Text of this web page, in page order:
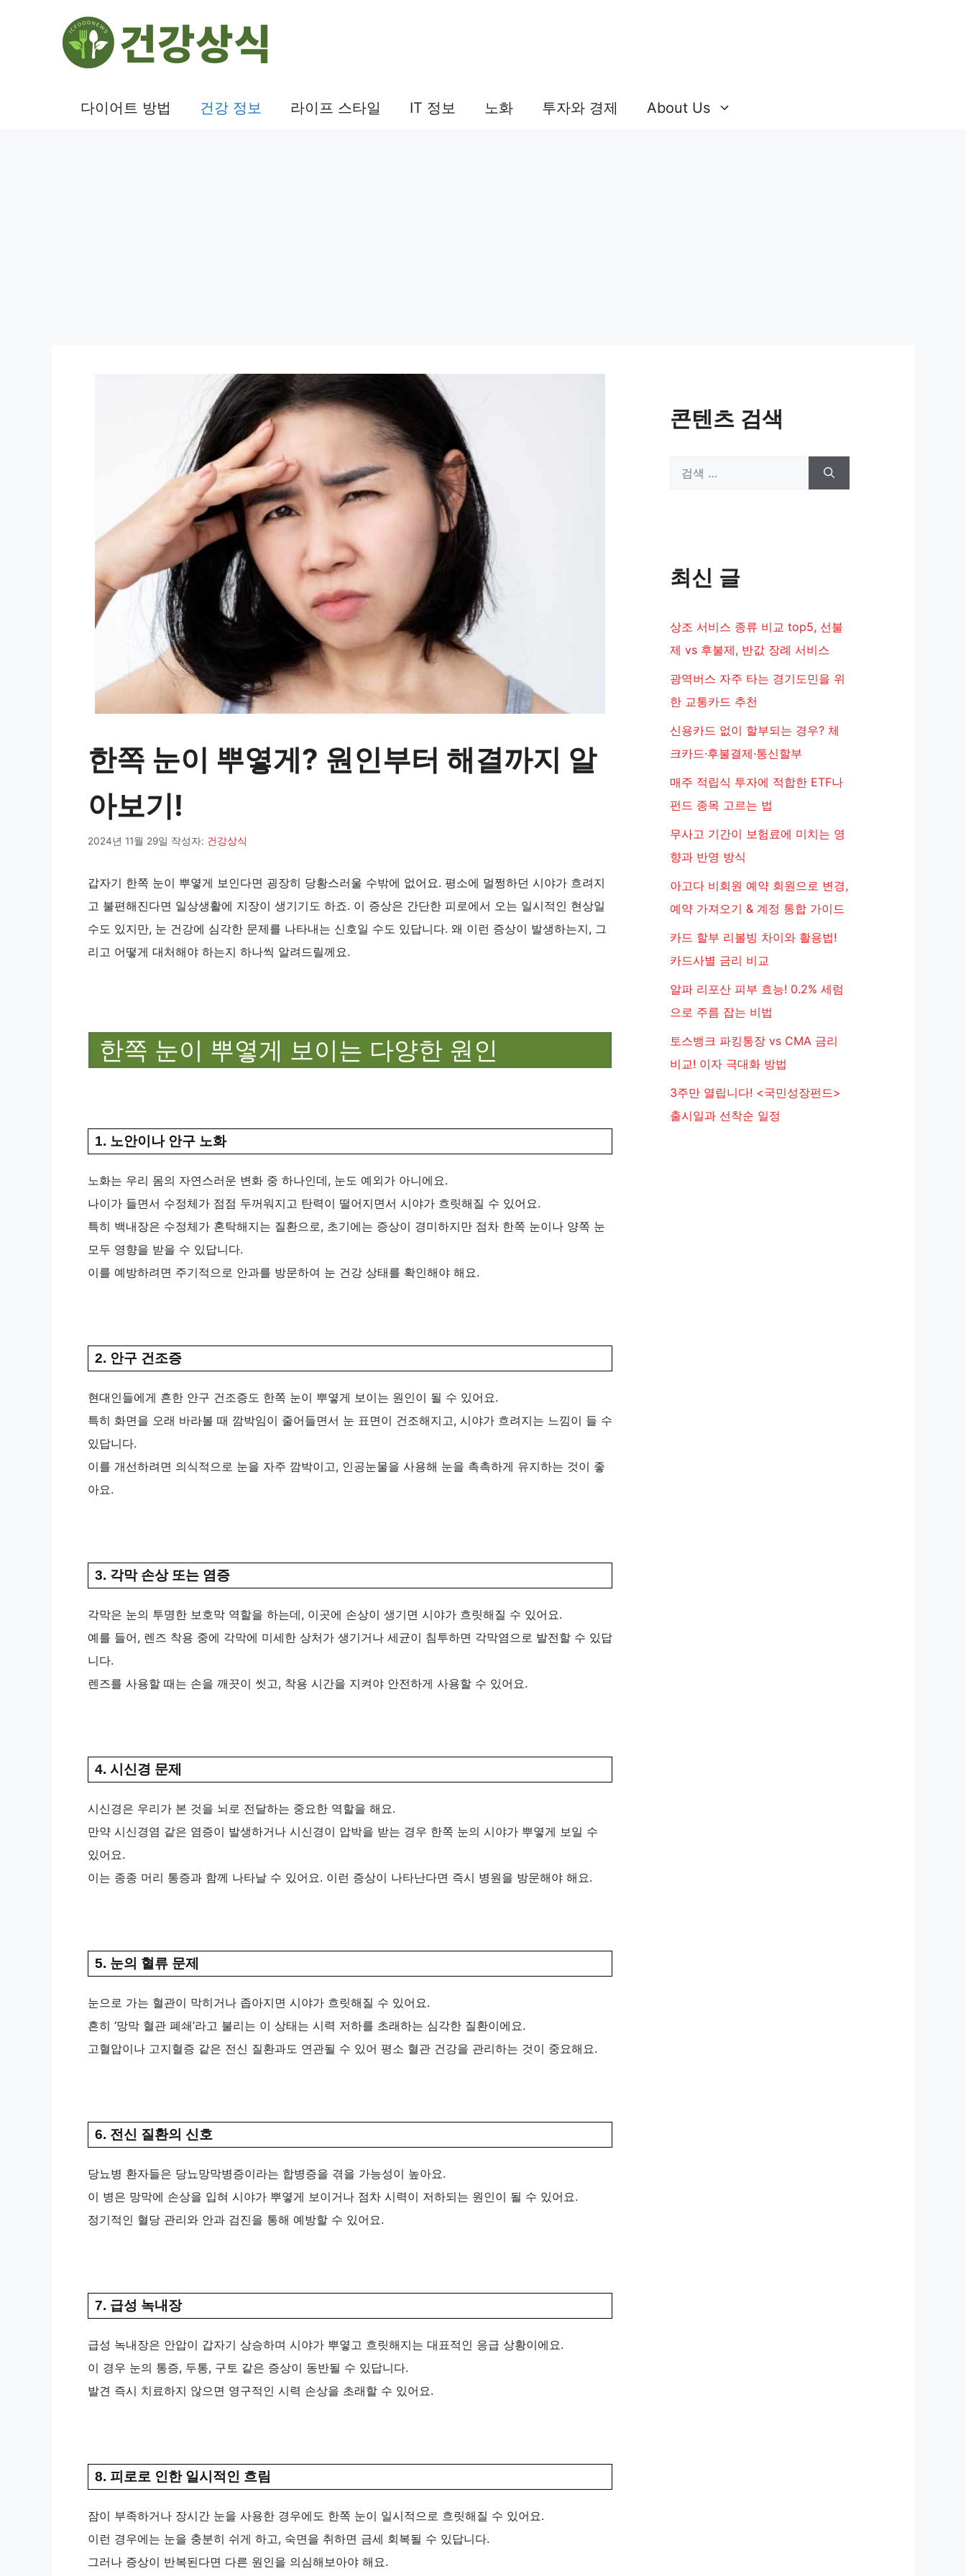
다이어트 방법 건강 정보 라이프 스타일 IT 정보 노화 투자와 경제 About Us
한쪽 눈이 뿌옇게? 원인부터 해결까지 알
아보기!
2024년 11월 29일 작성자: 건강상식
갑자기 한쪽 눈이 뿌옇게 보인다면 굉장히 당황스러울 수밖에 없어요. 평소에 멀쩡하던 시야가 흐려지
고 불편해진다면 일상생활에 지장이 생기기도 하죠. 이 증상은 간단한 피로에서 오는 일시적인 현상일
수도 있지만, 눈 건강에 심각한 문제를 나타내는 신호일 수도 있답니다. 왜 이런 증상이 발생하는지, 그
리고 어떻게 대처해야 하는지 하나씩 알려드릴께요.
한쪽 눈이 뿌옇게 보이는 다양한 원인
1. 노안이나 안구 노화
노화는 우리 몸의 자연스러운 변화 중 하나인데, 눈도 예외가 아니에요.
나이가 들면서 수정체가 점점 두꺼워지고 탄력이 떨어지면서 시야가 흐릿해질 수 있어요.
특히 백내장은 수정체가 혼탁해지는 질환으로, 초기에는 증상이 경미하지만 점차 한쪽 눈이나 양쪽 눈
모두 영향을 받을 수 있답니다.
이를 예방하려면 주기적으로 안과를 방문하여 눈 건강 상태를 확인해야 해요.
2. 안구 건조증
현대인들에게 흔한 안구 건조증도 한쪽 눈이 뿌옇게 보이는 원인이 될 수 있어요.
특히 화면을 오래 바라볼 때 깜박임이 줄어들면서 눈 표면이 건조해지고, 시야가 흐려지는 느낌이 들 수
있답니다.
이를 개선하려면 의식적으로 눈을 자주 깜박이고, 인공눈물을 사용해 눈을 촉촉하게 유지하는 것이 좋
아요.
3. 각막 손상 또는 염증
각막은 눈의 투명한 보호막 역할을 하는데, 이곳에 손상이 생기면 시야가 흐릿해질 수 있어요.
예를 들어, 렌즈 착용 중에 각막에 미세한 상처가 생기거나 세균이 침투하면 각막염으로 발전할 수 있답
니다.
렌즈를 사용할 때는 손을 깨끗이 씻고, 착용 시간을 지켜야 안전하게 사용할 수 있어요.
4. 시신경 문제
시신경은 우리가 본 것을 뇌로 전달하는 중요한 역할을 해요.
만약 시신경염 같은 염증이 발생하거나 시신경이 압박을 받는 경우 한쪽 눈의 시야가 뿌옇게 보일 수
있어요.
이는 종종 머리 통증과 함께 나타날 수 있어요. 이런 증상이 나타난다면 즉시 병원을 방문해야 해요.
5. 눈의 혈류 문제
눈으로 가는 혈관이 막히거나 좁아지면 시야가 흐릿해질 수 있어요.
흔히 ‘망막 혈관 폐쇄’라고 불리는 이 상태는 시력 저하를 초래하는 심각한 질환이에요.
고혈압이나 고지혈증 같은 전신 질환과도 연관될 수 있어 평소 혈관 건강을 관리하는 것이 중요해요.
6. 전신 질환의 신호
당뇨병 환자들은 당뇨망막병증이라는 합병증을 겪을 가능성이 높아요.
이 병은 망막에 손상을 입혀 시야가 뿌옇게 보이거나 점차 시력이 저하되는 원인이 될 수 있어요.
정기적인 혈당 관리와 안과 검진을 통해 예방할 수 있어요.
7. 급성 녹내장
급성 녹내장은 안압이 갑자기 상승하며 시야가 뿌옇고 흐릿해지는 대표적인 응급 상황이에요.
이 경우 눈의 통증, 두통, 구토 같은 증상이 동반될 수 있답니다.
발견 즉시 치료하지 않으면 영구적인 시력 손상을 초래할 수 있어요.
8. 피로로 인한 일시적인 흐림
잠이 부족하거나 장시간 눈을 사용한 경우에도 한쪽 눈이 일시적으로 흐릿해질 수 있어요.
이런 경우에는 눈을 충분히 쉬게 하고, 숙면을 취하면 금세 회복될 수 있답니다.
그러나 증상이 반복된다면 다른 원인을 의심해보아야 해요.
콘텐츠 검색
최신 글
상조 서비스 종류 비교 top5, 선불
제 vs 후불제, 반값 장례 서비스
광역버스 자주 타는 경기도민을 위
한 교통카드 추천
신용카드 없이 할부되는 경우? 체
크카드·후불결제·통신할부
매주 적립식 투자에 적합한 ETF나
펀드 종목 고르는 법
무사고 기간이 보험료에 미치는 영
향과 반영 방식
아고다 비회원 예약 회원으로 변경,
예약 가져오기 & 계정 통합 가이드
카드 할부 리볼빙 차이와 활용법!
카드사별 금리 비교
알파 리포산 피부 효능! 0.2% 세럼
으로 주름 잡는 비법
토스뱅크 파킹통장 vs CMA 금리
비교! 이자 극대화 방법
3주만 열립니다! <국민성장펀드>
출시일과 선착순 일정